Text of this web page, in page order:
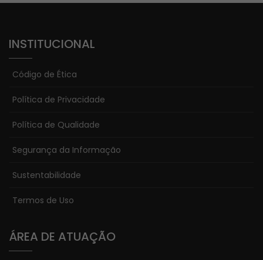
INSTITUCIONAL
Código de Ética
Política de Privacidade
Política de Qualidade
Segurança da Informação
Sustentabilidade
Termos de Uso
ÁREA DE ATUAÇÃO